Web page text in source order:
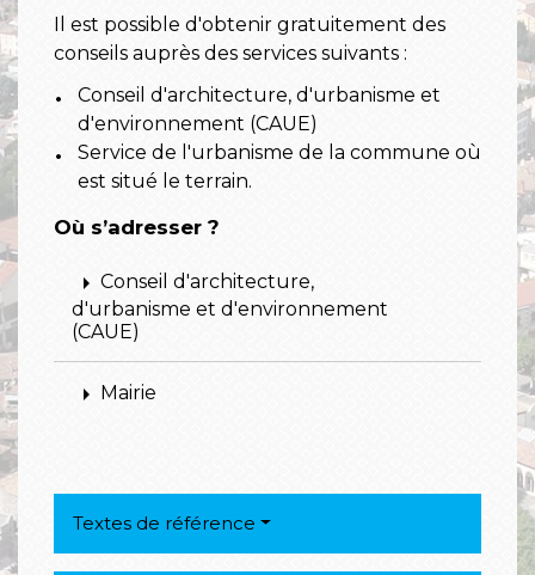
Il est possible d'obtenir gratuitement des
conseils auprès des services suivants :
Conseil d'architecture, d'urbanisme et
d'environnement (CAUE)
Service de l'urbanisme de la commune où
est situé le terrain.
Où s’adresser ?
arrow_right Conseil d'architecture,
d'urbanisme et d'environnement
(CAUE)
arrow_right Mairie
Textes de référence